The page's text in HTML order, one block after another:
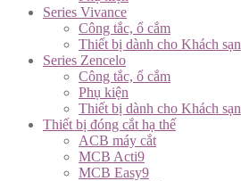
Series Vivance
Công tắc, ổ cắm
Thiết bị dành cho Khách sạn
Series Zencelo
Công tắc, ổ cắm
Phụ kiện
Thiết bị dành cho Khách sạn
Thiết bị đóng cắt hạ thế
ACB máy cắt
MCB Acti9
MCB Easy9